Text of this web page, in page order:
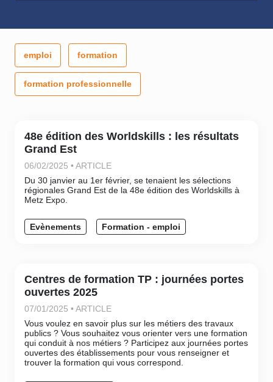
emploi formation
formation professionnelle
48e édition des Worldskills : les résultats
Grand Est
06/02/2025 • ARTICLE
Du 30 janvier au 1er février, se tenaient les sélections
régionales Grand Est de la 48e édition des Worldskills à
Metz Expo.
Evènements Formation - emploi
Centres de formation TP : journées portes
ouvertes 2025
07/01/2025 • ARTICLE
Vous voulez en savoir plus sur les métiers des travaux
publics ? Vous souhaitez vous orienter vers une formation
qui conduit à nos métiers ? Participez aux journées portes
ouvertes des établissements pour vous renseigner et
trouver la formation qui vous correspond.